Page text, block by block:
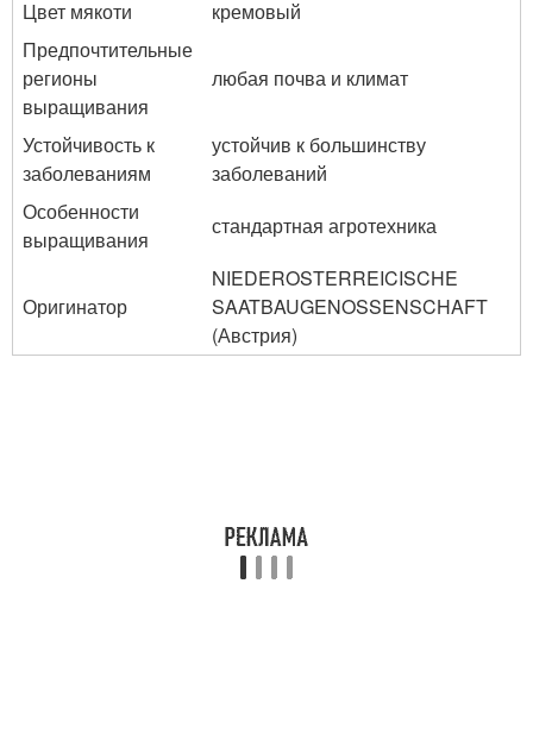
Цвет мякоти
кремовый
Предпочтительные
регионы
выращивания
любая почва и климат
Устойчивость к
заболеваниям
устойчив к большинству
заболеваний
Особенности
выращивания
стандартная агротехника
Оригинатор
NIEDEROSTERREICISCHE
SAATBAUGENOSSENSCHAFT
(Австрия)